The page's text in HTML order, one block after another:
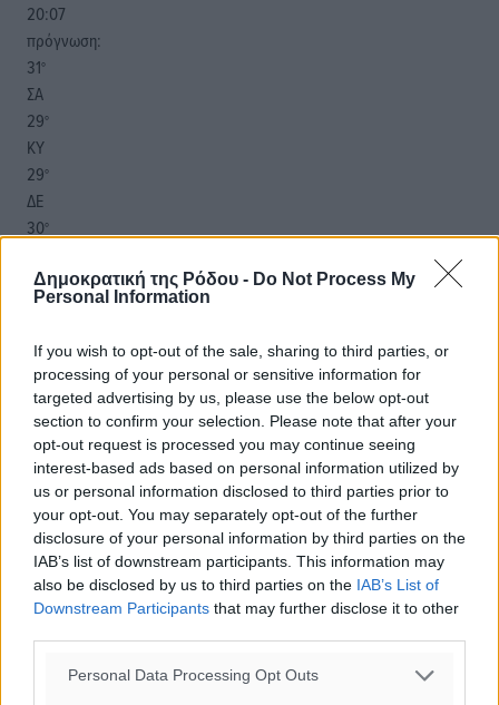
Δημοκρατική της Ρόδου - Do Not Process My
Personal Information
If you wish to opt-out of the sale, sharing to third parties, or
processing of your personal or sensitive information for
targeted advertising by us, please use the below opt-out
section to confirm your selection. Please note that after your
opt-out request is processed you may continue seeing
interest-based ads based on personal information utilized by
us or personal information disclosed to third parties prior to
your opt-out. You may separately opt-out of the further
disclosure of your personal information by third parties on the
IAB’s list of downstream participants. This information may
also be disclosed by us to third parties on the IAB’s List of
Downstream Participants that may further disclose it to other
Personal Data Processing Opt Outs
20:07
πρόγνωση:
31°
ΣΑ
29°
ΚΥ
29°
ΔΕ
30°